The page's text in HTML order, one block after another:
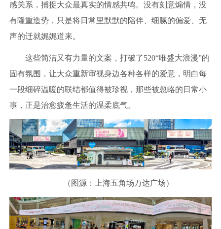
感关系，捕捉大众最真实的情感共鸣。没有刻意煽情，没
有隆重造势，只是将日常里默默的陪伴、细腻的偏爱、无
声的迁就娓娓道来。
这些简洁又有力量的文案，打破了520“唯盛大浪漫”的
固有氛围，让大众重新审视身边各种各样的爱意，明白每
一段细碎温暖的联结都值得被珍视，那些被忽略的日常小
事，正是治愈疲惫生活的温柔底气。
（图源：上海五角场万达广场）